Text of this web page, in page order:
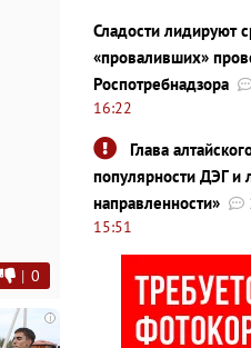
| 0
i
Сладости лидируют
«проваливших»
Роспотребнадзора
16:22
Глава
популярности ДЭГ и
направленности»
15:51